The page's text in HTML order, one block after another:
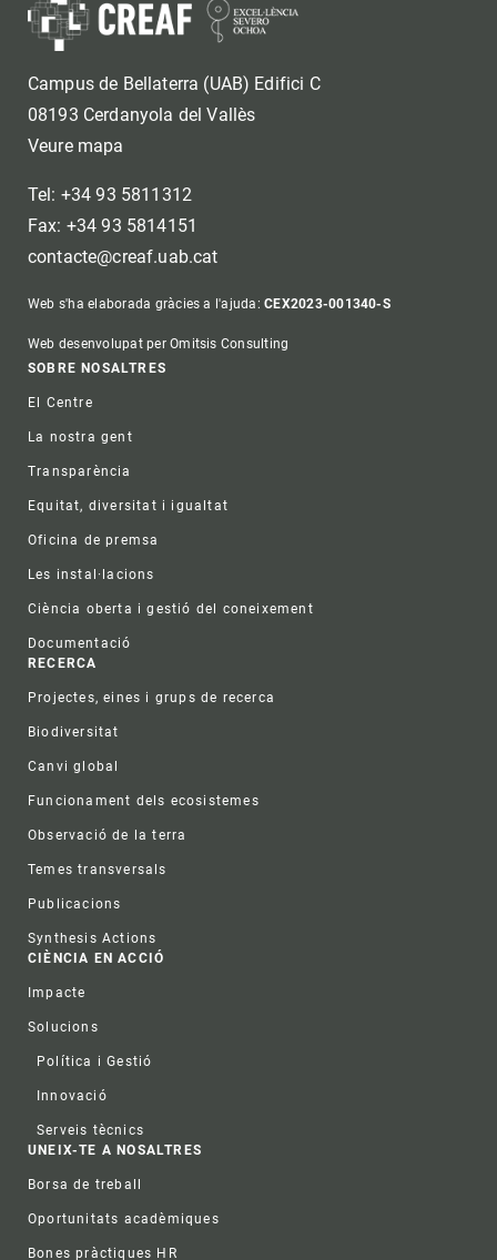
Campus de Bellaterra (UAB) Edifici C
08193 Cerdanyola del Vallès
Veure mapa
Tel: +34 93 5811312
Fax: +34 93 5814151
contacte@creaf.uab.cat
Web s'ha elaborada gràcies a l'ajuda:CEX2023-001340-S
Web desenvolupat per Omitsis Consulting
Footer
SOBRE NOSALTRES
El Centre
La nostra gent
Transparència
Equitat, diversitat i igualtat
Oficina de premsa
Les instal·lacions
Ciència oberta i gestió del coneixement
Documentació
RECERCA
Projectes, eines i grups de recerca
Biodiversitat
Canvi global
Funcionament dels ecosistemes
Observació de la terra
Temes transversals
Publicacions
Synthesis Actions
CIÈNCIA EN ACCIÓ
Impacte
Solucions
Política i Gestió
Innovació
Serveis tècnics
UNEIX-TE A NOSALTRES
Borsa de treball
Oportunitats acadèmiques
Bones pràctiques HR